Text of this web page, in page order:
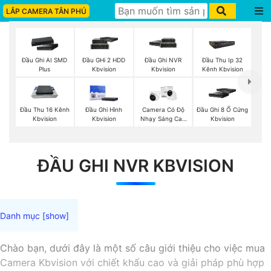
LẮP CAMERA TÂN PHÚ
Đầu Ghi AI SMD
Plus
Đầu GHi 2 HDD
Kbvision
Đầu Ghi NVR
Kbvision
Đầu Thu Ip 32
Kênh Kbvision
Đầu Thu 16 Kênh
Kbvision
Đầu Ghi Hình
Kbvision
Camera Có Độ
Nhạy Sáng Cao
Đầu Ghi 8 Ổ Cứng
Kbvision
ĐẦU GHI NVR KBVISION
Chào bạn, dưới đây là một số câu giới thiệu cho việc mua
Camera Kbvision với chiết khấu cao và giải pháp phù hợp